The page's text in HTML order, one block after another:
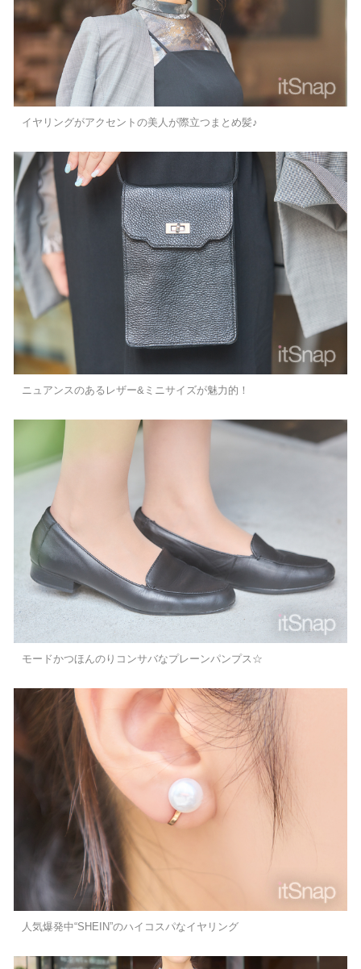
イヤリングがアクセントの美人が際立つまとめ髪♪
ニュアンスのあるレザー&ミニサイズが魅力的！
モードかつほんのりコンサバなプレーンパンプス☆
人気爆発中“SHEIN”のハイコスパなイヤリング